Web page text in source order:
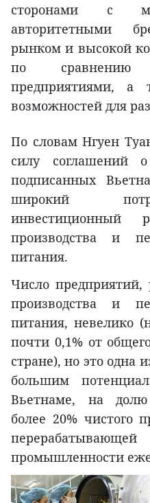
сторонами с
авторитетными
рынком и высокой
по
предприятиями, а
возможностей для
По словам Нгуен
силу соглашений о
подписанных
широкий
инвестиционный
производства и
питания.
Число предприятий,
производства и
питания, невелико
почти 0,1% от
стране), но это одна
большим
Вьетнаме, на долю
более 20% чистого
промышленности